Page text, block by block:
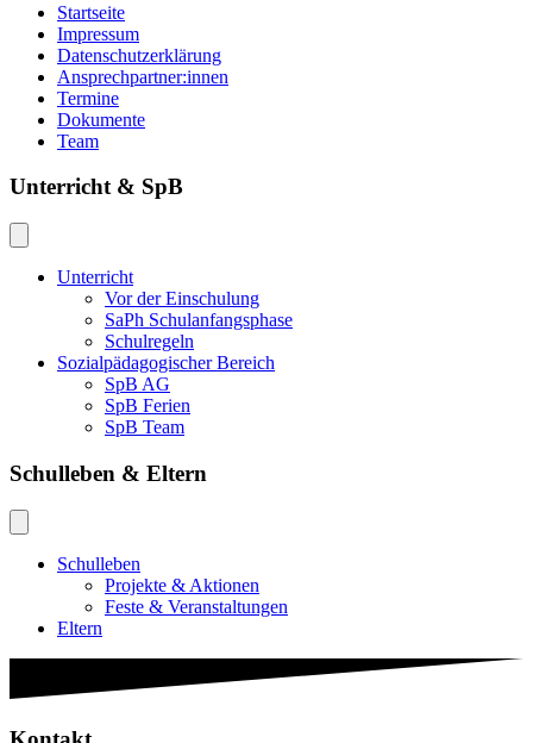
Startseite
Impressum
Datenschutzerklärung
Ansprechpartner:innen
Termine
Dokumente
Team
Unterricht & SpB
Unterricht
Vor der Einschulung
SaPh Schulanfangsphase
Schulregeln
Sozialpädagogischer Bereich
SpB AG
SpB Ferien
SpB Team
Schulleben & Eltern
Schulleben
Projekte & Aktionen
Feste & Veranstaltungen
Eltern